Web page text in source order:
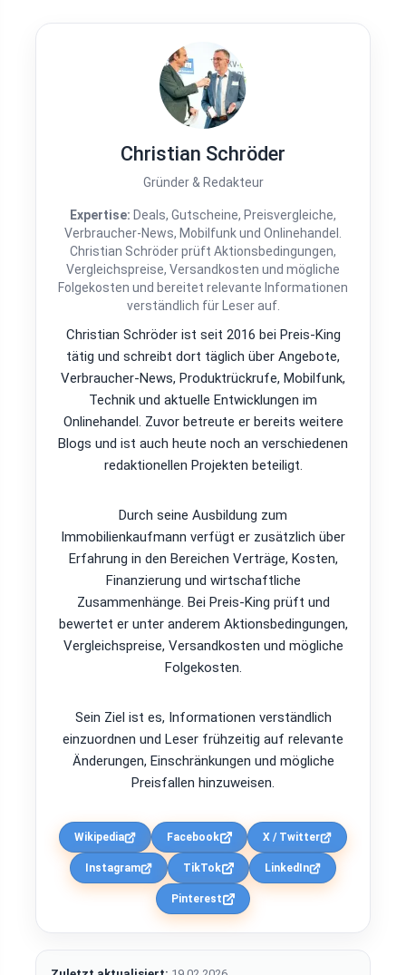
Christian Schröder
Gründer & Redakteur
Expertise: Deals, Gutscheine, Preisvergleiche,
Verbraucher-News, Mobilfunk und Onlinehandel.
Christian Schröder prüft Aktionsbedingungen,
Vergleichspreise, Versandkosten und mögliche
Folgekosten und bereitet relevante Informationen
verständlich für Leser auf.
Christian Schröder ist seit 2016 bei Preis-King
tätig und schreibt dort täglich über Angebote,
Verbraucher-News, Produktrückrufe, Mobilfunk,
Technik und aktuelle Entwicklungen im
Onlinehandel. Zuvor betreute er bereits weitere
Blogs und ist auch heute noch an verschiedenen
redaktionellen Projekten beteiligt.
Durch seine Ausbildung zum
Immobilienkaufmann verfügt er zusätzlich über
Erfahrung in den Bereichen Verträge, Kosten,
Finanzierung und wirtschaftliche
Zusammenhänge. Bei Preis-King prüft und
bewertet er unter anderem Aktionsbedingungen,
Vergleichspreise, Versandkosten und mögliche
Folgekosten.
Sein Ziel ist es, Informationen verständlich
einzuordnen und Leser frühzeitig auf relevante
Änderungen, Einschränkungen und mögliche
Preisfallen hinzuweisen.
Wikipedia Facebook X / Twitter
Instagram TikTok LinkedIn
Pinterest